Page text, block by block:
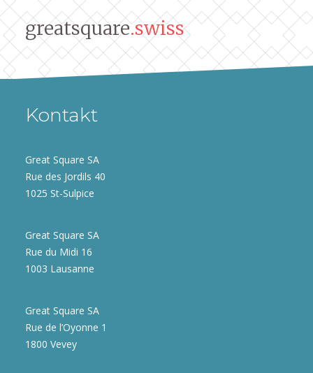
greatsquare.swiss
Kontakt
Great Square SA
Rue des Jordils 40
1025 St-Sulpice
Great Square SA
Rue du Midi 16
1003 Lausanne
Great Square SA
Rue de l’Oyonne 1
1800 Vevey